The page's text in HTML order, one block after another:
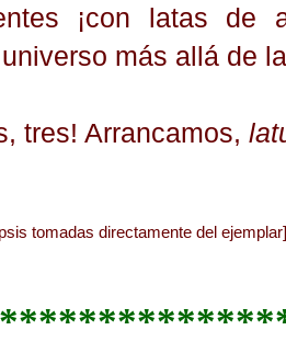
¡con latas de
más allá de
tres! Arrancamos,
tomadas directamente del ejemplar]